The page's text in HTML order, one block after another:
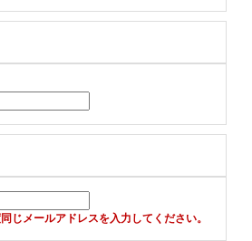
じメールアドレスを入力してください。